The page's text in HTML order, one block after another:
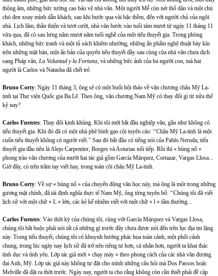
thông âm, những bức tường cao bảo vệ nhà văn. Một người Mễ còn nét thổ dân và một chú
chó đen xoay mình dẫn khách, sau khi bước qua vài bậc thềm, đến với người chủ của ngôi
nhà. Lịch lãm, thân thiện và tươi cười, nhà văn bước vào tuổi tám mươi từ ngày 11 tháng 11
vừa qua, đã có sau lưng năm mươi năm tuổi nghề của một tiểu thuyết gia. Trong phòng
khách, những bức tranh và một tủ sách khiêm nhường, những ấn phẩm nghệ thuật bày kín
trên những mặt bàn, một ấn bản của quyển tiểu thuyết dầy sau cùng của nhà văn chưa dịch
sang Pháp văn, La Voluntad y la Fortuna, và những bức ảnh của ba người con, mà hai
người là Carlos và Natasha đã chết trẻ.
Bruno Corty: Ngày 11 tháng 3, ông sẽ có một buổi hội thảo về văn chương châu Mỹ La-
tinh tại Thư viện Quốc gia Ba Lê. Theo ông, văn chương Nam Mỹ có thay đổi gì từ nửa thế
kỷ nay?
Carlos Fuentes: Thay đổi kinh khủng. Khi tôi mới bắt đầu nghiệp văn, gần như không có
tiểu thuyết gia. Khi đó đã có một nhà phê bình gạo cội tuyên cáo: ‘‘Châu Mỹ La-tinh là một
cuốn tiểu thuyết không có người viết.’’ Sau đó bắt đầu có tiếng nói của Pablo Neruda; tiểu
thuyết gia đầu tiên là Alejo Carpentier, Borges và Asturias nối tiếp. Rồi thì « bùng nổ »
phong trào văn chương của mười hai tác giả gồm García Márquez, Cortazar, Vargas Llosa...
Giờ đây, có trên trăm tay viết hay, trong toàn cõi châu Mỹ La-tinh.
Bruno Corty: Về sự « bùng nổ » của chuyển động văn học này, mà ông là một trong những
gương mặt chính, đã tái định nghĩa thực tế Nam Mỹ, ông từng tuyên bố: ‘‘Chúng tôi đã viết
lịch sử với một chữ « L » lớn, các kẻ kế nhiệm viết với một chữ « l » tầm thường...
Carlos Fuentes: Vào thời kỳ của chúng tôi, cùng với García Márquez và Vargas Llosa,
chúng tôi bắt buộc phải nói tất cả những gì trước đây chưa được nói đến trên lục địa im lặng
này. Trong tiểu thuyết, chúng tôi có khuynh hướng phác họa toàn cảnh, một phối cảnh
chung, trong lúc ngày nay lịch sử đã trở nên riêng tư hơn, cá nhân hơn, người ta khai thác
tình dục và tình yêu. Lớp tác giả mới « chạy máy » theo phong cách của các nhà văn đương
đại Anh, Mỹ. Lớp tác giả này không tự đặt cho mình những câu hỏi mà Dos Passos hoặc
Melville đã đặt ra thời trước. Ngày nay, người ta cho rằng không còn cần thiết phải đề cập